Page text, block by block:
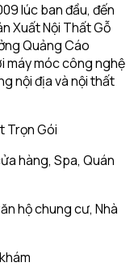
lúc ban đầu, đến
Xuất Nội Thất Gỗ
Quảng Cáo
máy móc công nghệ
nội địa và nội thất
Trọn Gói
hàng, Spa, Quán
hộ chung cư, Nhà